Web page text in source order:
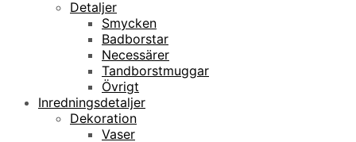
Detaljer
Smycken
Badborstar
Necessärer
Tandborstmuggar
Övrigt
Inredningsdetaljer
Dekoration
Vaser